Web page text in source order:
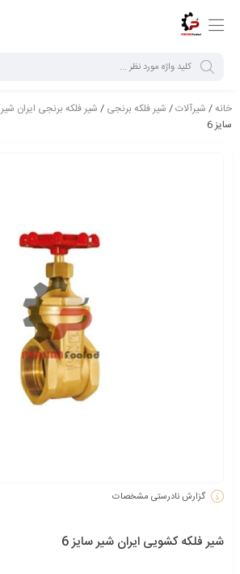
خانه/ شیرآلات/ شیر فلکه برنجی / شیر فلکه برنجی ایران شیر
سایز 6
گزارش نادرستی مشخصات
شیر فلکه کشویی ایران شیر سایز 6